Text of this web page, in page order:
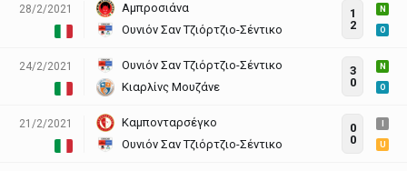
28/2/2021
Αμπροσιάνα
Ουνιόν Σαν Τζιόρτζιο-Σέντικο
1
2
N
O
24/2/2021
Ουνιόν Σαν Τζιόρτζιο-Σέντικο
Κιαρλίνς Μουζάνε
3
0
N
O
21/2/2021
Καμπονταρσέγκο
Ουνιόν Σαν Τζιόρτζιο-Σέντικο
0
0
U